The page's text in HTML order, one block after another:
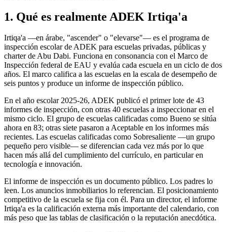
1. Qué es realmente ADEK Irtiqa'a
Irtiqa'a —en árabe, "ascender" o "elevarse"— es el programa de
inspección escolar de ADEK para escuelas privadas, públicas y
charter de Abu Dabi. Funciona en consonancia con el Marco de
Inspección federal de EAU y evalúa cada escuela en un ciclo de dos
años. El marco califica a las escuelas en la escala de desempeño de
seis puntos y produce un informe de inspección público.
En el año escolar 2025-26, ADEK publicó el primer lote de 43
informes de inspección, con otras 40 escuelas a inspeccionar en el
mismo ciclo. El grupo de escuelas calificadas como Bueno se sitúa
ahora en 83; otras siete pasaron a Aceptable en los informes más
recientes. Las escuelas calificadas como Sobresaliente —un grupo
pequeño pero visible— se diferencian cada vez más por lo que
hacen más allá del cumplimiento del currículo, en particular en
tecnología e innovación.
El informe de inspección es un documento público. Los padres lo
leen. Los anuncios inmobiliarios lo referencian. El posicionamiento
competitivo de la escuela se fija con él. Para un director, el informe
Irtiqa'a es la calificación externa más importante del calendario, con
más peso que las tablas de clasificación o la reputación anecdótica.